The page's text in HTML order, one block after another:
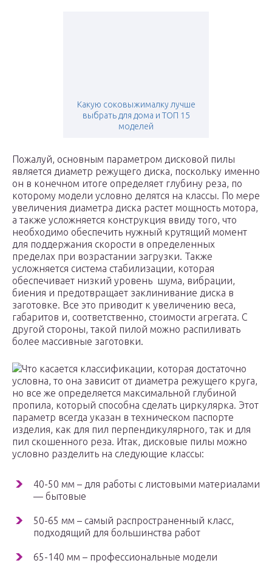
Какую соковыжималку лучше
выбрать для дома и ТОП 15
моделей
Пожалуй, основным параметром дисковой пилы
является диаметр режущего диска, поскольку именно
он в конечном итоге определяет глубину реза, по
которому модели условно делятся на классы. По мере
увеличения диаметра диска растет мощность мотора,
а также усложняется конструкция ввиду того, что
необходимо обеспечить нужный крутящий момент
для поддержания скорости в определенных
пределах при возрастании загрузки. Также
усложняется система стабилизации, которая
обеспечивает низкий уровень шума, вибрации,
биения и предотвращает заклинивание диска в
заготовке. Все это приводит к увеличению веса,
габаритов и, соответственно, стоимости агрегата. С
другой стороны, такой пилой можно распиливать
более массивные заготовки.
Что касается классификации, которая достаточно
условна, то она зависит от диаметра режущего круга,
но все же определяется максимальной глубиной
пропила, который способна сделать циркулярка. Этот
параметр всегда указан в техническом паспорте
изделия, как для пил перпендикулярного, так и для
пил скошенного реза. Итак, дисковые пилы можно
условно разделить на следующие классы:
40-50 мм – для работы с листовыми материалами
— бытовые
50-65 мм – самый распространенный класс,
подходящий для большинства работ
65-140 мм – профессиональные модели